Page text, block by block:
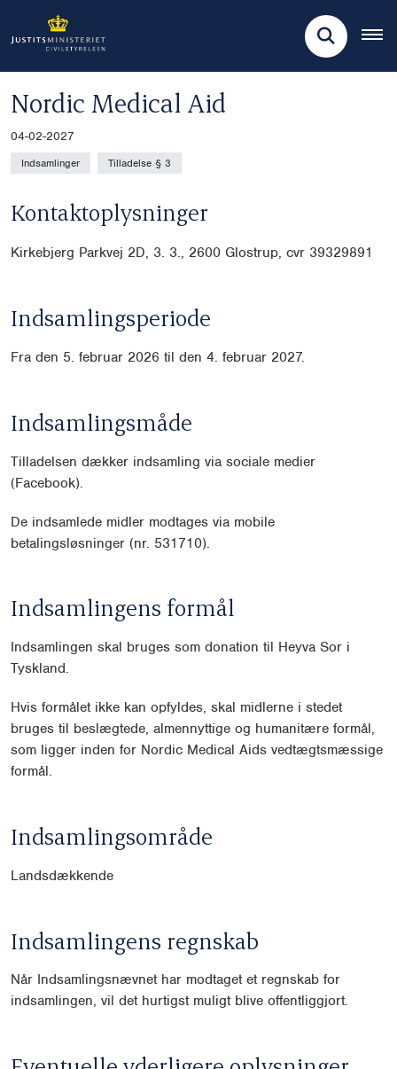
Nordic Medical Aid
04-02-2027
Indsamlinger Tilladelse § 3
Kontaktoplysninger
Kirkebjerg Parkvej 2D, 3. 3., 2600 Glostrup, cvr 39329891
Indsamlingsperiode
Fra den 5. februar 2026 til den 4. februar 2027.
Indsamlingsmåde
Tilladelsen dækker indsamling via sociale medier
(Facebook).
De indsamlede midler modtages via mobile
betalingsløsninger (nr. 531710).
Indsamlingens formål
Indsamlingen skal bruges som donation til Heyva Sor i
Tyskland.
Hvis formålet ikke kan opfyldes, skal midlerne i stedet
bruges til beslægtede, almennyttige og humanitære formål,
som ligger inden for Nordic Medical Aids vedtægtsmæssige
formål.
Indsamlingsområde
Landsdækkende
Indsamlingens regnskab
Når Indsamlingsnævnet har modtaget et regnskab for
indsamlingen, vil det hurtigst muligt blive offentliggjort.